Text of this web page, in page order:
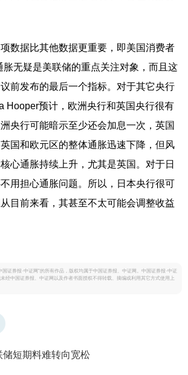
据比其他数据更重要，即美国消费者
胀无疑是美联储的重点关注对象，而且这
前发布的最后一个指标。对于其它央行
Hooper预计，欧洲央行和英国央行很有
央行可能暗示至少还会加息一次，英国
国和欧元区的整体通胀迅速下降，但风
心通胀持续上升，尤其是英国。对于日
用担心通胀问题。所以，日本央行很可
目前来看，其甚至不太可能会调整收益
证券报·中证网”的所有作品，版权均属于中国证券报、中证网。中国证券报·中证
经中国证券报、中证网以及作者书面授权不得转载、摘编或利用其它方式使用上
短期料难转向宽松